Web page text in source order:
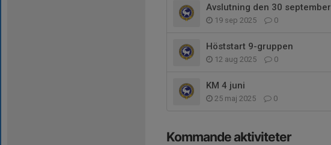
Avslutning den 30 september
19 sep 2025 0
Höststart 9-gruppen
12 aug 2025 0
KM 4 juni
25 maj 2025 0
Kommande aktiviteter